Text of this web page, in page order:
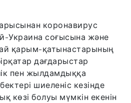
коронавирус
Украина соғысына және
қарым-қатынастарының
дағдарыстар
пен жылдамдыққа
шиеленіс кезінде
көзі болуы мүмкін екенін